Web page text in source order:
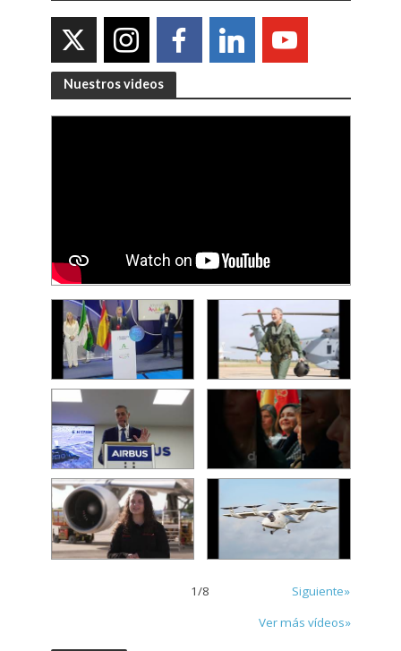
Nuestros videos
1/8
Siguiente»
Ver más vídeos»